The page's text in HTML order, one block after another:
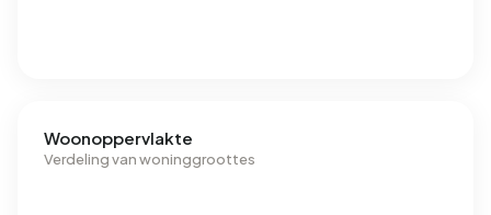
Woonoppervlakte
Verdeling van woninggroottes